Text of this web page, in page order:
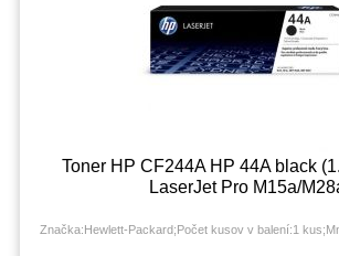
Toner HP CF244A HP 44A black
LaserJet Pro M15a/
Značka:Hewlett-Packard;Počet kusov v balení:1